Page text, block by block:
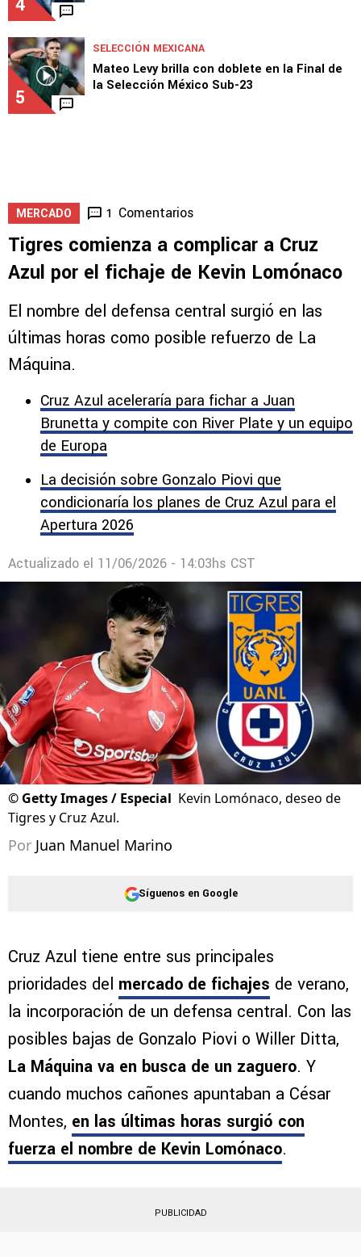
5
SELECCIÓN MEXICANA
Mateo Levy brilla con doblete en la Final de
la Selección México Sub-23
MERCADO 1 Comentarios
Tigres comienza a complicar a Cruz
Azul por el fichaje de Kevin Lomónaco
El nombre del defensa central surgió en las
últimas horas como posible refuerzo de La
Máquina.
Cruz Azul aceleraría para fichar a Juan
Brunetta y compite con River Plate y un equipo
de Europa
La decisión sobre Gonzalo Piovi que
condicionaría los planes de Cruz Azul para el
Apertura 2026
Actualizado el 11/06/2026 - 14:03hs CST
© Getty Images / Especial Kevin Lomónaco, deseo de
Tigres y Cruz Azul.
Por Juan Manuel Marino
Síguenos en Google
Cruz Azul tiene entre sus principales
prioridades del mercado de fichajes de verano,
la incorporación de un defensa central. Con las
posibles bajas de Gonzalo Piovi o Willer Ditta,
La Máquina va en busca de un zaguero. Y
cuando muchos cañones apuntaban a César
Montes, en las últimas horas surgió con
fuerza el nombre de Kevin Lomónaco.
PUBLICIDAD